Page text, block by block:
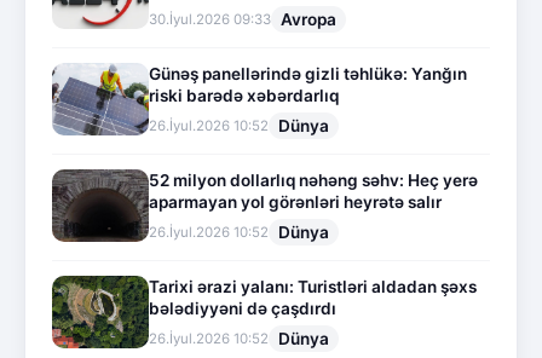
30.İyul.2026 09:33 Avropa
Günəş panellərində gizli təhlükə: Yanğın
riski barədə xəbərdarlıq
26.İyul.2026 10:52 Dünya
52 milyon dollarlıq nəhəng səhv: Heç yerə
aparmayan yol görənləri heyrətə salır
26.İyul.2026 10:52 Dünya
Tarixi ərazi yalanı: Turistləri aldadan şəxs
bələdiyyəni də çaşdırdı
26.İyul.2026 10:52 Dünya